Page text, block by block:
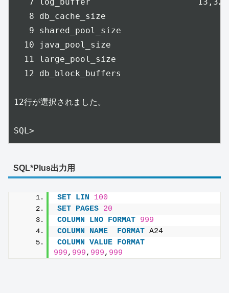
8 db_cache_size
9 shared_pool_size
10 java_pool_size
11 large_pool_size
12 db_block_buffers
12行が選択されました。
SQL>
SQL*Plus出力用
SET LIN
100
SET PAGES 20
COLUMN
LNO FORMAT 999
COLUMN
NAME FORMAT A24
COLUMN VALUE FORMAT
999, 999, 999, 999